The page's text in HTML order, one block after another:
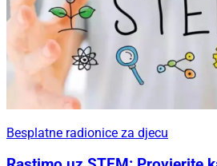
Besplatne radionice za djecu